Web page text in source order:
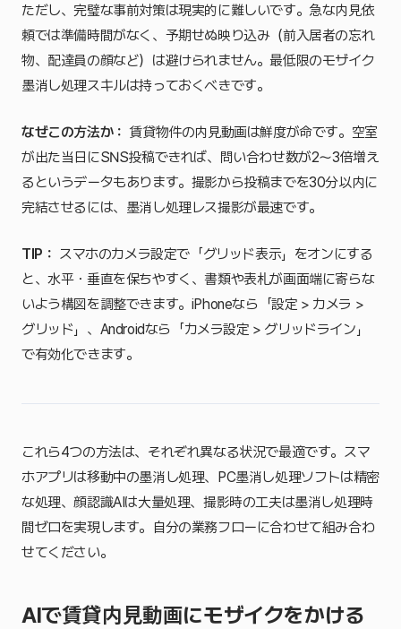
ただし、完璧な事前対策は現実的に難しいです。急な内見依
頼では準備時間がなく、予期せぬ映り込み（前入居者の忘れ
物、配達員の顔など）は避けられません。最低限のモザイク
墨消し処理スキルは持っておくべきです。
なぜこの方法か： 賃貸物件の内見動画は鮮度が命です。空室
が出た当日にSNS投稿できれば、問い合わせ数が2〜3倍増え
るというデータもあります。撮影から投稿までを30分以内に
完結させるには、墨消し処理レス撮影が最速です。
TIP： スマホのカメラ設定で「グリッド表示」をオンにする
と、水平・垂直を保ちやすく、書類や表札が画面端に寄らな
いよう構図を調整できます。iPhoneなら「設定 > カメラ >
グリッド」、Androidなら「カメラ設定 > グリッドライン」
で有効化できます。
これら4つの方法は、それぞれ異なる状況で最適です。スマ
ホアプリは移動中の墨消し処理、PC墨消し処理ソフトは精密
な処理、顔認識AIは大量処理、撮影時の工夫は墨消し処理時
間ゼロを実現します。自分の業務フローに合わせて組み合わ
せてください。
AIで賃貸内見動画にモザイクをかける